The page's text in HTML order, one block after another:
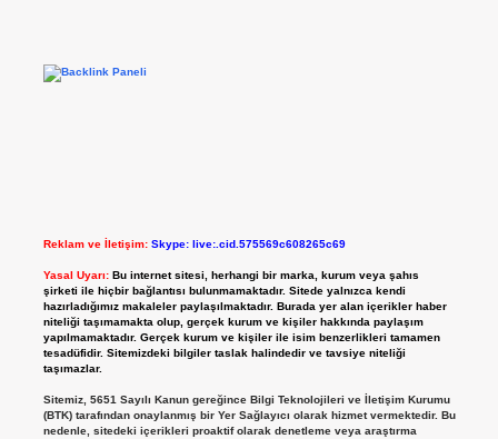
Reklam ve İletişim: Skype: live:.cid.575569c608265c69
Yasal Uyarı: Bu internet sitesi, herhangi bir marka, kurum veya şahıs
şirketi ile hiçbir bağlantısı bulunmamaktadır. Sitede yalnızca kendi
hazırladığımız makaleler paylaşılmaktadır. Burada yer alan içerikler haber
niteliği taşımamakta olup, gerçek kurum ve kişiler hakkında paylaşım
yapılmamaktadır. Gerçek kurum ve kişiler ile isim benzerlikleri tamamen
tesadüfidir. Sitemizdeki bilgiler taslak halindedir ve tavsiye niteliği
taşımazlar.
Sitemiz, 5651 Sayılı Kanun gereğince Bilgi Teknolojileri ve İletişim Kurumu
(BTK) tarafından onaylanmış bir Yer Sağlayıcı olarak hizmet vermektedir. Bu
nedenle, sitedeki içerikleri proaktif olarak denetleme veya araştırma